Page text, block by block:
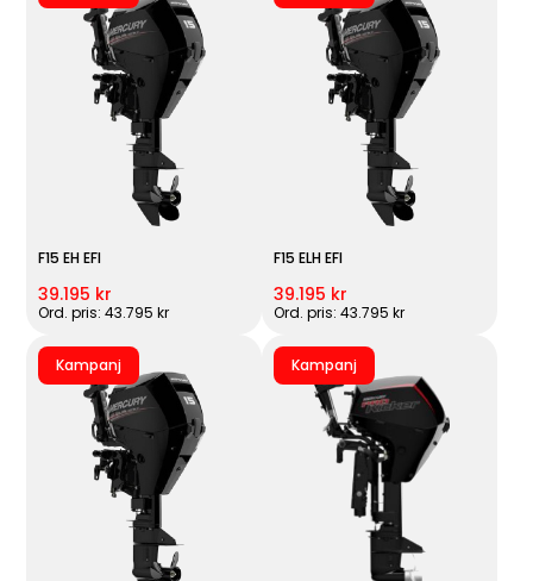
F15 EH EFI
39.195 kr
Ord. pris: 43.795 kr
F15 ELH EFI
39.195 kr
Ord. pris: 43.795 kr
Kampanj Kampanj